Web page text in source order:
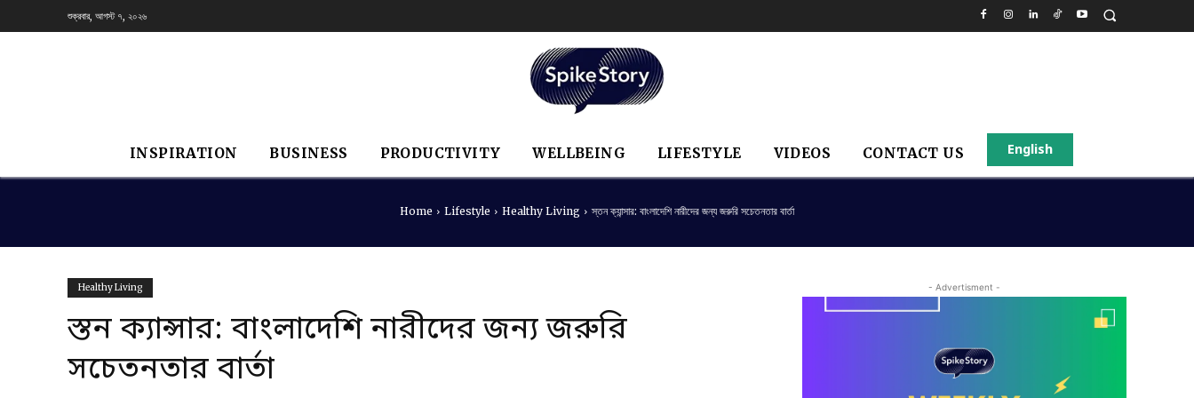
শুক্রবার, আগস্ট ৭, ২০২৬
INSPIRATION BUSINESS PRODUCTIVITY WELLBEING LIFESTYLE VIDEOS CONTACT US English
Home Lifestyle Healthy Living স্তন ক্যান্সার: বাংলাদেশি নারীদের জন্য জরুরি সচেতনতার বার্তা
Healthy Living
স্তন ক্যান্সার: বাংলাদেশি নারীদের জন্য জরুরি
সচেতনতার বার্তা
- Advertisment -